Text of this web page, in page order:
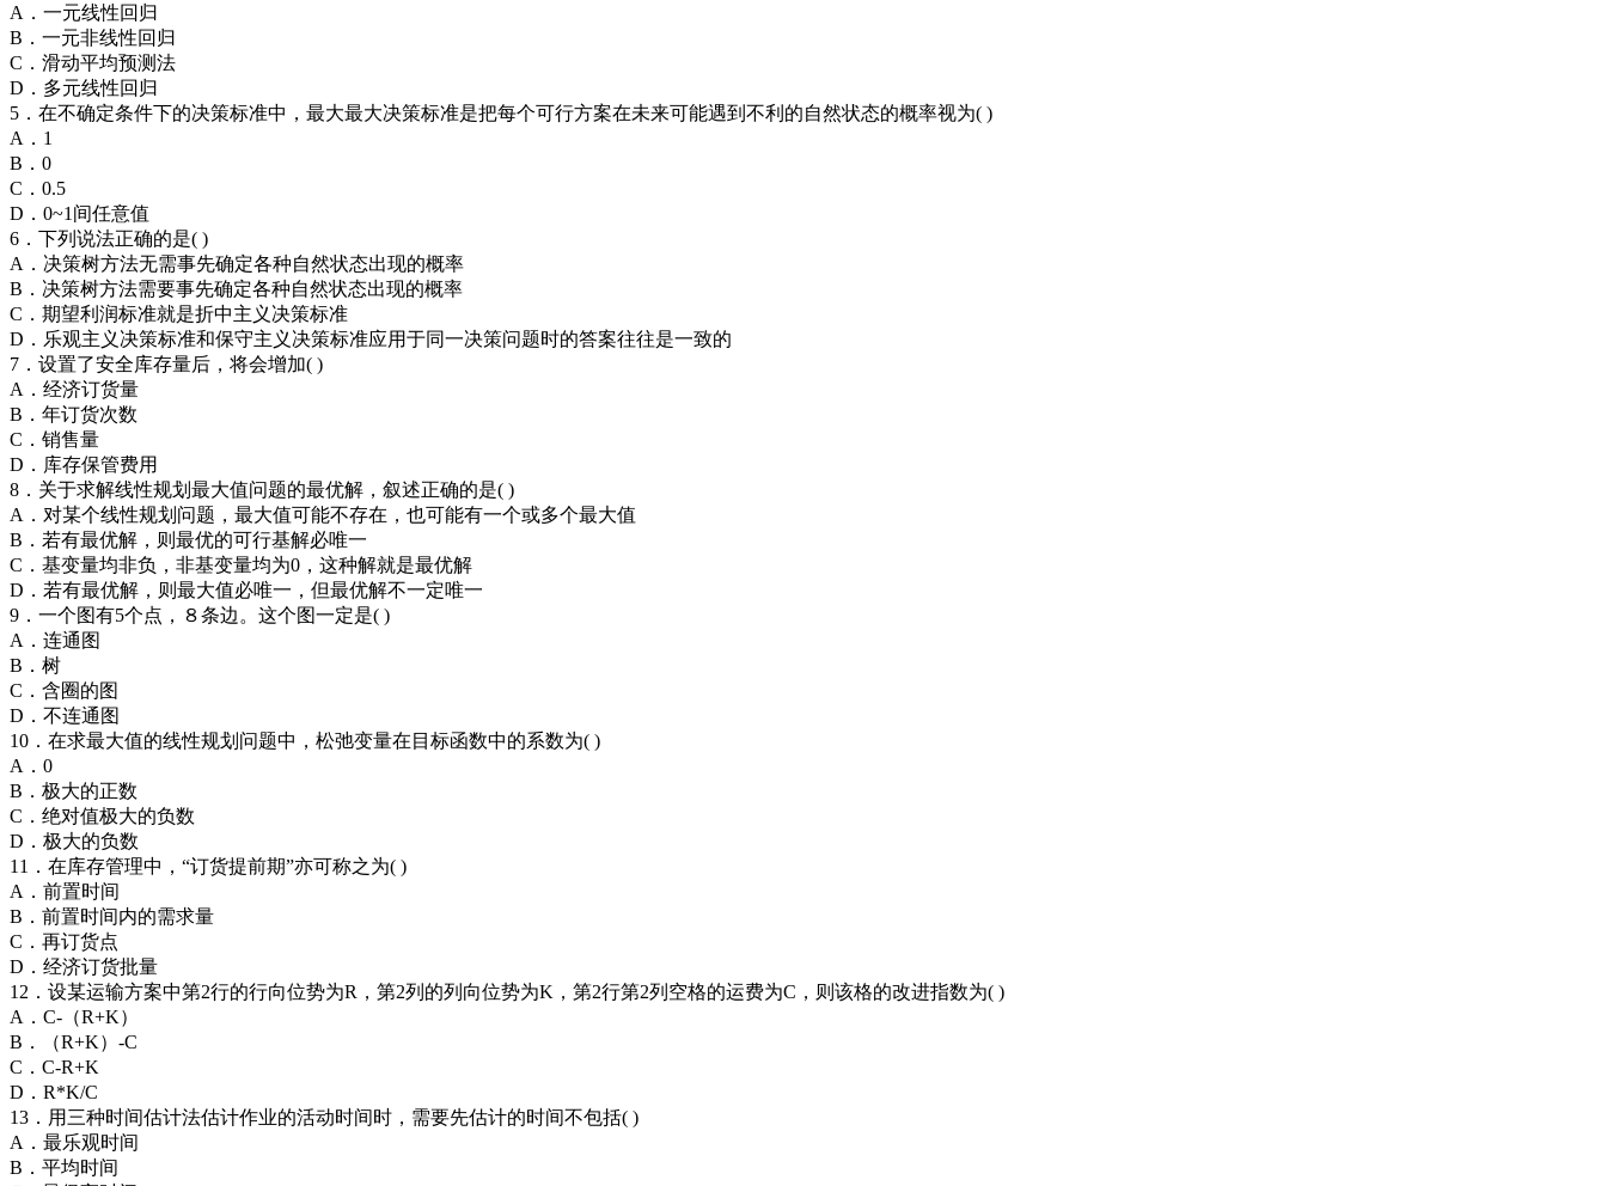
A．一元线性回归
B．一元非线性回归
C．滑动平均预测法
D．多元线性回归
5．在不确定条件下的决策标准中，最大最大决策标准是把每个可行方案在未来可能遇到不利的自然状态的概率视为( )
A．1
B．0
C．0.5
D．0~1间任意值
6．下列说法正确的是( )
A．决策树方法无需事先确定各种自然状态出现的概率
B．决策树方法需要事先确定各种自然状态出现的概率
C．期望利润标准就是折中主义决策标准
D．乐观主义决策标准和保守主义决策标准应用于同一决策问题时的答案往往是一致的
7．设置了安全库存量后，将会增加( )
A．经济订货量
B．年订货次数
C．销售量
D．库存保管费用
8．关于求解线性规划最大值问题的最优解，叙述正确的是( )
A．对某个线性规划问题，最大值可能不存在，也可能有一个或多个最大值
B．若有最优解，则最优的可行基解必唯一
C．基变量均非负，非基变量均为0，这种解就是最优解
D．若有最优解，则最大值必唯一，但最优解不一定唯一
9．一个图有5个点，８条边。这个图一定是( )
A．连通图
B．树
C．含圈的图
D．不连通图
10．在求最大值的线性规划问题中，松弛变量在目标函数中的系数为( )
A．0
B．极大的正数
C．绝对值极大的负数
D．极大的负数
11．在库存管理中，“订货提前期”亦可称之为( )
A．前置时间
B．前置时间内的需求量
C．再订货点
D．经济订货批量
12．设某运输方案中第2行的行向位势为R，第2列的列向位势为K，第2行第2列空格的运费为C，则该格的改进指数为( )
A．C-（R+K）
B．（R+K）-C
C．C-R+K
D．R*K/C
13．用三种时间估计法估计作业的活动时间时，需要先估计的时间不包括( )
A．最乐观时间
B．平均时间